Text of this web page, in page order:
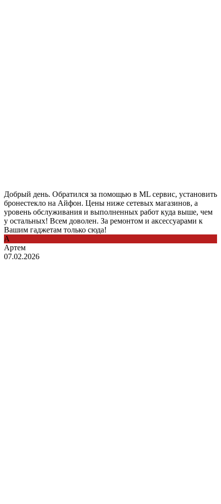
Добрый день. Обратился за помощью в ML сервис, установить
бронестекло на Айфон. Цены ниже сетевых магазинов, а
уровень обслуживания и выполненных работ куда выше, чем
у остальных! Всем доволен. За ремонтом и аксессуарами к
Вашим гаджетам только сюда!
А
Артем
07.02.2026